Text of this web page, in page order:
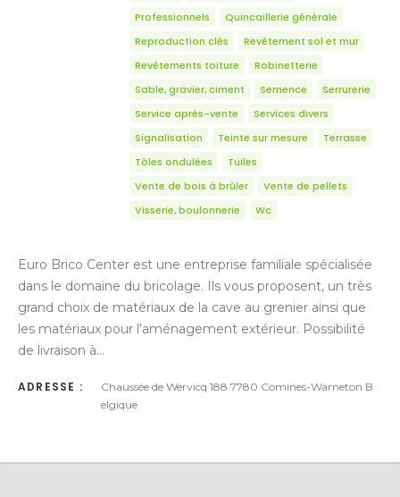
Professionnels
Quincaillerie générale
Reproduction clés
Revêtement sol et mur
Revêtements toiture
Robinetterie
Sable, gravier, ciment
Semence
Serrurerie
Service après-vente
Services divers
Signalisation
Teinte sur mesure
Terrasse
Tôles ondulées
Tuiles
Vente de bois à brûler
Vente de pellets
Visserie, boulonnerie
Wc
Euro Brico Center est une entreprise familiale spécialisée
dans le domaine du bricolage. Ils vous proposent, un très
grand choix de matériaux de la cave au grenier ainsi que
les matériaux pour l’aménagement extérieur. Possibilité
de livraison à…
ADRESSE :
Chaussée de Wervicq 188 7780 Comines-Warneton B
elgique